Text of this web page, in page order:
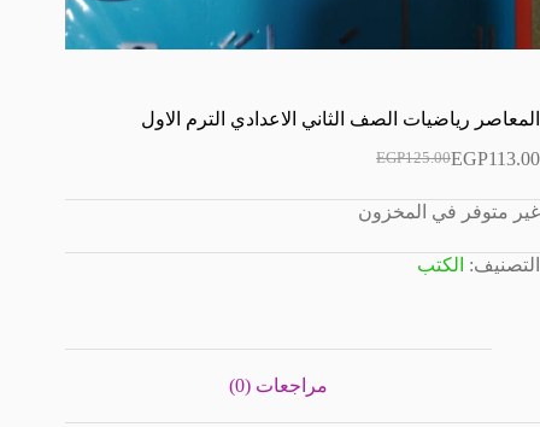
المعاصر رياضيات الصف الثاني الاعدادي الترم الاول
EGP125.00
السعر
هو:
EGP113.00
السعر
هو:
غير متوفر في المخزون
التصنيف: الكتب
مراجعات (0)